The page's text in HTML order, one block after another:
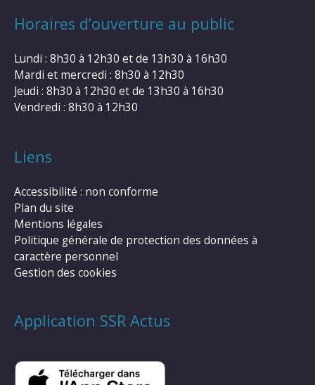
Horaires d’ouverture au public
Lundi : 8h30 à 12h30 et de 13h30 à 16h30
Mardi et mercredi : 8h30 à 12h30
Jeudi : 8h30 à 12h30 et de 13h30 à 16h30
Vendredi : 8h30 à 12h30
Liens
Accessibilité : non conforme
Plan du site
Mentions légales
Politique générale de protection des données à
caractère personnel
Gestion des cookies
Application SSR Actus